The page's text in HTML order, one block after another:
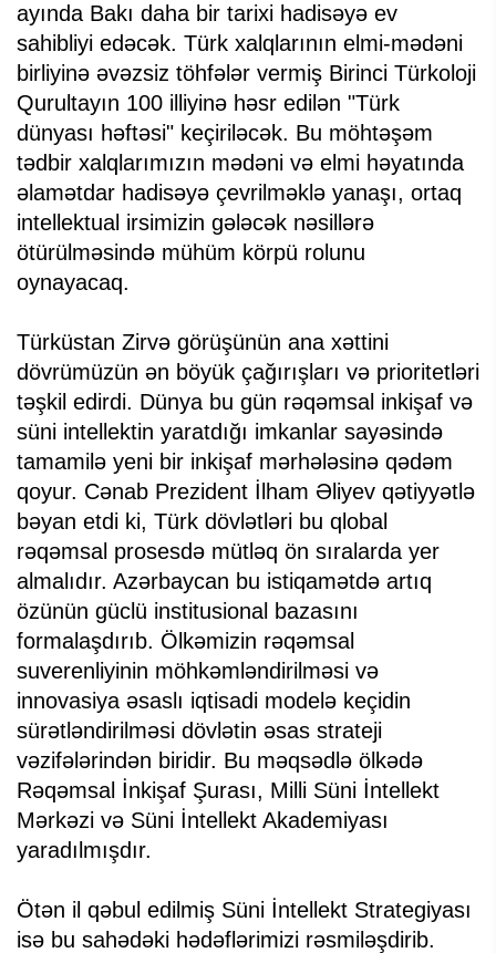
ayında Bakı daha bir tarixi hadisəyə ev
sahibliyi edəcək. Türk xalqlarının elmi-mədəni
birliyinə əvəzsiz töhfələr vermiş Birinci Türkoloji
Qurultayın 100 illiyinə həsr edilən "Türk
dünyası həftəsi" keçiriləcək. Bu möhtəşəm
tədbir xalqlarımızın mədəni və elmi həyatında
əlamətdar hadisəyə çevrilməklə yanaşı, ortaq
intellektual irsimizin gələcək nəsillərə
ötürülməsində mühüm körpü rolunu
oynayacaq.
Türküstan Zirvə görüşünün ana xəttini
dövrümüzün ən böyük çağırışları və prioritetləri
təşkil edirdi. Dünya bu gün rəqəmsal inkişaf və
süni intellektin yaratdığı imkanlar sayəsində
tamamilə yeni bir inkişaf mərhələsinə qədəm
qoyur. Cənab Prezident İlham Əliyev qətiyyətlə
bəyan etdi ki, Türk dövlətləri bu qlobal
rəqəmsal prosesdə mütləq ön sıralarda yer
almalıdır. Azərbaycan bu istiqamətdə artıq
özünün güclü institusional bazasını
formalaşdırıb. Ölkəmizin rəqəmsal
suverenliyinin möhkəmləndirilməsi və
innovasiya əsaslı iqtisadi modelə keçidin
sürətləndirilməsi dövlətin əsas strateji
vəzifələrindən biridir. Bu məqsədlə ölkədə
Rəqəmsal İnkişaf Şurası, Milli Süni İntellekt
Mərkəzi və Süni İntellekt Akademiyası
yaradılmışdır.
Ötən il qəbul edilmiş Süni İntellekt Strategiyası
isə bu sahədəki hədəflərimizi rəsmiləşdirib.